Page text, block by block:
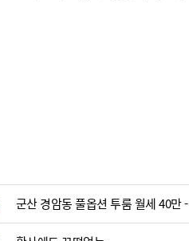
군산 경암동 풀옵션 투룸 월세 40만 -